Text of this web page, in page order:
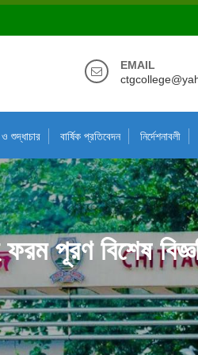
EMAIL
শুদ্ধাচার বার্ষিক প্রতিবেদন নির্দেশনাবলী
ফরম পূরণ বিশেষ